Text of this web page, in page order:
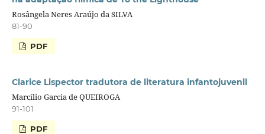
Rosângela Neres Araújo da SILVA
81-90
PDF
Clarice Lispector tradutora de literatura infantojuvenil
Marcílio Garcia de QUEIROGA
91-101
PDF